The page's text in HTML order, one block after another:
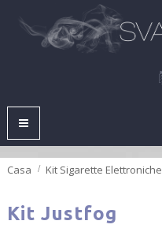
Navigazione
Toggle
Casa Kit Sigarette Elettroniche
Kit Justfog